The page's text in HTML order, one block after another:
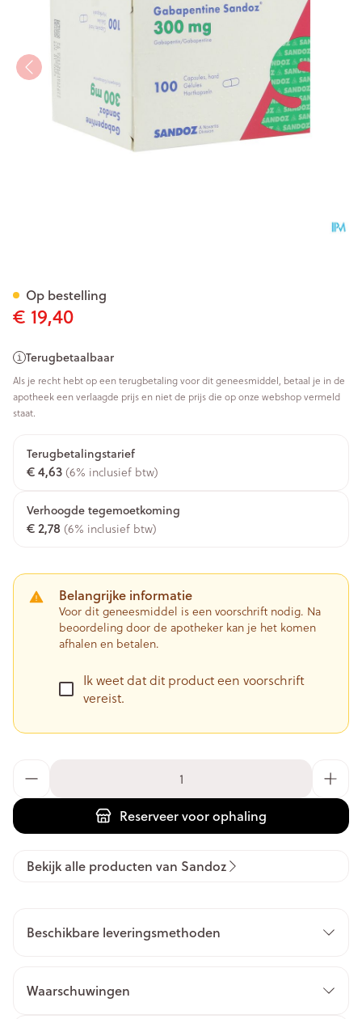
€ 19,40
Terugbetaalbaar
Als je recht hebt op een terugbetaling voor dit geneesmiddel, betaal je in de
apotheek een verlaagde prijs en niet de prijs die op onze webshop vermeld
staat.
Terugbetalingstarief
€ 4,63 (6% inclusief btw)
Verhoogde tegemoetkoming
€ 2,78 (6% inclusief btw)
Belangrijke informatie
Voor dit geneesmiddel is een voorschrift nodig. Na
beoordeling door de apotheker kan je het komen
afhalen en betalen.
Ik weet dat dit product een voorschrift
vereist.
Reserveervoor ophaling
Op bestelling
Bekijk alle producten van Sandoz
Beschikbare leveringsmethoden
Waarschuwingen